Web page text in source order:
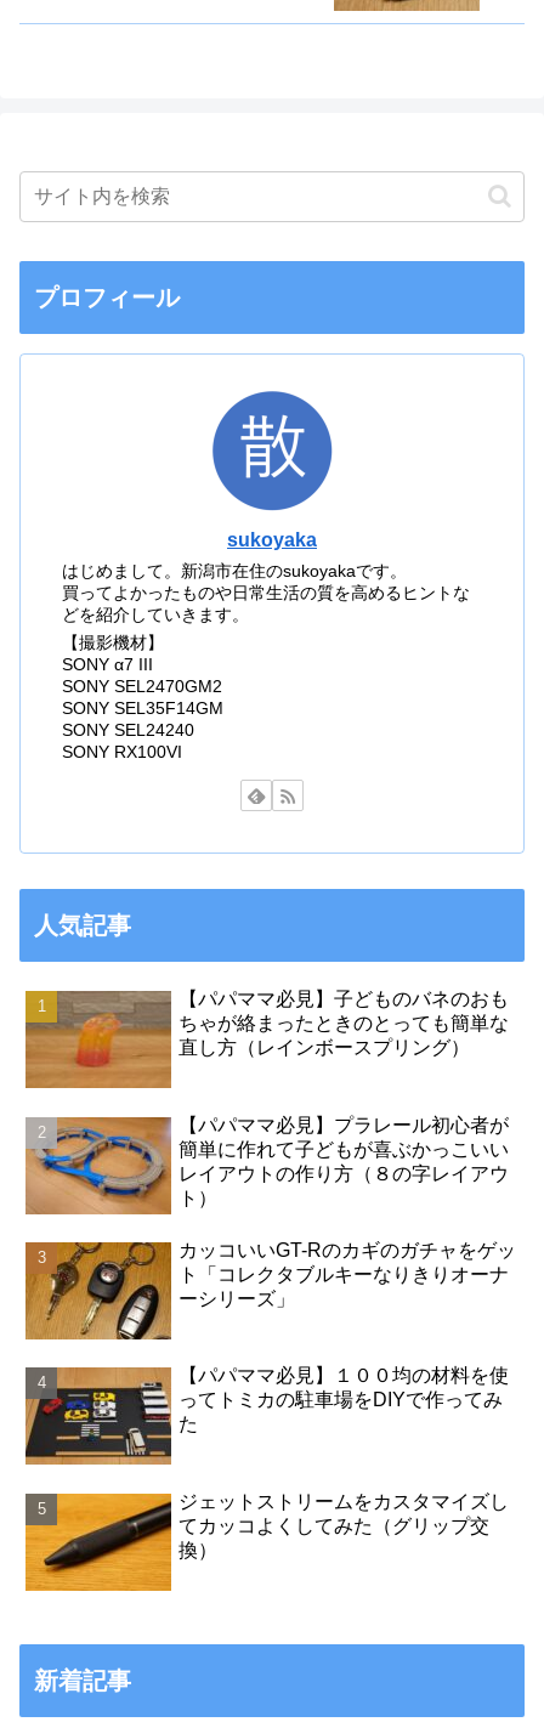
プロフィール
sukoyaka
はじめまして。新潟市在住のsukoyakaです。
買ってよかったものや日常生活の質を高めるヒントな
どを紹介していきます。
【撮影機材】
SONY α7 III
SONY SEL2470GM2
SONY SEL35F14GM
SONY SEL24240
SONY RX100VI
人気記事
【パパママ必見】子どものバネのおも
ちゃが絡まったときのとっても簡単な
直し方（レインボースプリング）
【パパママ必見】プラレール初心者が
簡単に作れて子どもが喜ぶかっこいい
レイアウトの作り方（８の字レイアウ
ト）
カッコいいGT-Rのカギのガチャをゲッ
ト「コレクタブルキーなりきりオーナ
ーシリーズ」
【パパママ必見】１００均の材料を使
ってトミカの駐車場をDIYで作ってみ
た
ジェットストリームをカスタマイズし
てカッコよくしてみた（グリップ交
換）
新着記事